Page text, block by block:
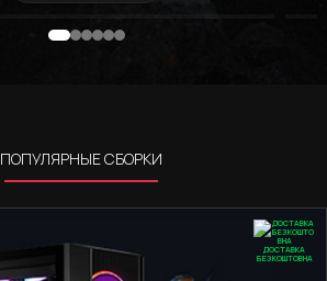
ПОПУЛЯРНЫЕ СБОРКИ
ДОСТАВКА
БЕЗКОШТОВНА